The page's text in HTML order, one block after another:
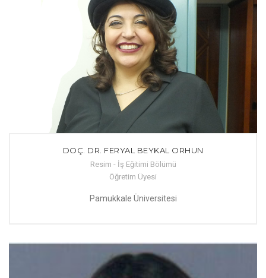
DOÇ. DR. FERYAL BEYKAL ORHUN
Resim - İş Eğitimi Bölümü
Öğretim Üyesi
Pamukkale Üniversitesi